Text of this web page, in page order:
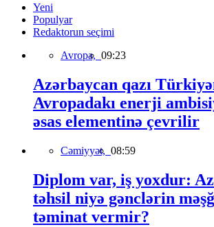
Yeni
Populyar
Redaktorun seçimi
Avropa, 09:23
Azərbaycan qazı
Avropadakı enerji
əsas elementinə çevrilir
Cəmiyyət, 08:59
Diplom var, iş yoxdur:
təhsil niyə gənclərin
təminat vermir?